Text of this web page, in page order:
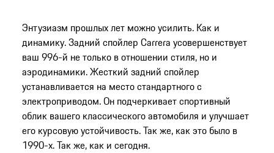
Энтузиазм прошлых лет можно усилить. Как и
динамику. Задний спойлер Carrera усовершенствует
ваш 996-й не только в отношении стиля, но и
аэродинамики. Жесткий задний спойлер
устанавливается на место стандартного с
электроприводом. Он подчеркивает спортивный
облик вашего классического автомобиля и улучшает
его курсовую устойчивость. Так же, как это было в
1990-х. Так же, как и сегодня.